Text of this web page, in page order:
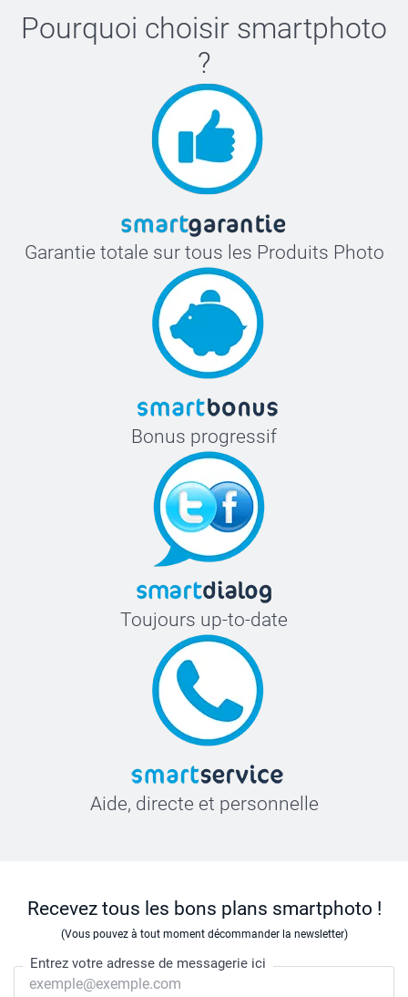
Pourquoi choisir smartphoto
?
Garantie totale sur tous les Produits Photo
Bonus progressif
Toujours up-to-date
Aide, directe et personnelle
Recevez tous les bons plans smartphoto !
(Vous pouvez à tout moment décommander la newsletter)
Entrez votre adresse de messagerie ici